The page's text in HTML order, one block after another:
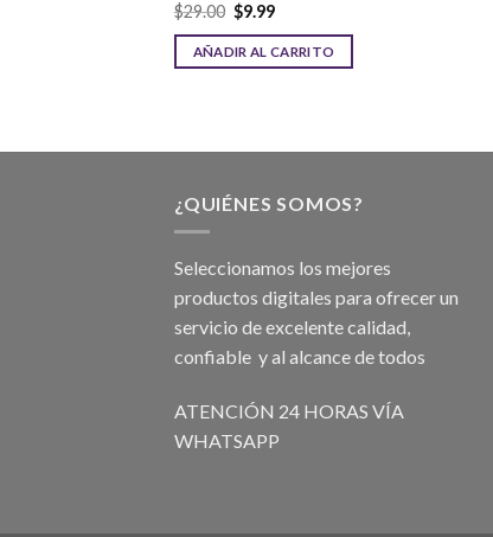
$29.00 $9.99
AÑADIR AL CARRITO
¿QUIÉNES SOMOS?
Seleccionamos los mejores
productos digitales para ofrecer un
servicio de excelente calidad,
confiable y al alcance de todos
ATENCIÓN 24 HORAS VÍA
WHATSAPP